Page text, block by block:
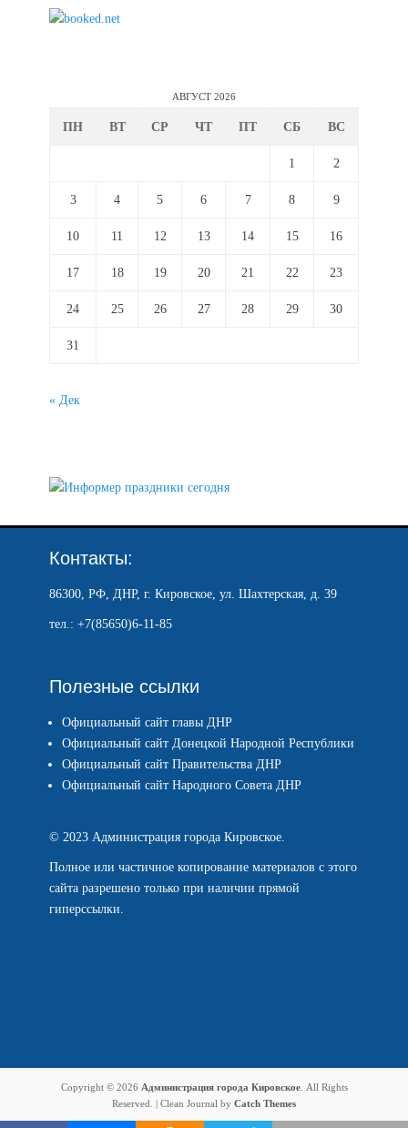
АВГУСТ 2026
ПН ВТ СР ЧТ ПТ СБ ВС
1 2
3 4 5 6 7 8 9
10 11 12 13 14 15 16
17 18 19 20 21 22 23
24 25 26 27 28 29 30
31
« Дек
Контакты:
86300, РФ, ДНР, г. Кировское, ул. Шахтерская, д. 39
тел.: +7(85650)6-11-85
Полезные ссылки
Официальный сайт главы ДНР
Официальный сайт Донецкой Народной Республики
Официальный сайт Правительства ДНР
Официальный сайт Народного Совета ДНР
© 2023 Администрация города Кировское.
Полное или частичное копирование материалов с этого
сайта разрешено только при наличии прямой
гиперссылки.
Copyright © 2026 Администрация города Кировское. All Rights
Reserved. | Clean Journal by Catch Themes